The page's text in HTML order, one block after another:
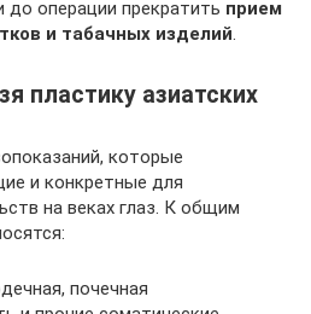
до операции прекратить прием
и табачных изделий
пластику азиатских
которые
и конкретные для
на веках глаз. К общим
почечная